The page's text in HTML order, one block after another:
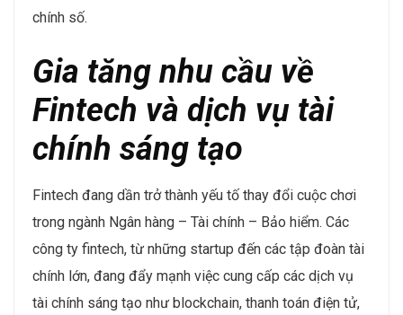
chính số.
Gia tăng nhu cầu về
Fintech và dịch vụ tài
chính sáng tạo
Fintech đang dần trở thành yếu tố thay đổi cuộc chơi
trong ngành Ngân hàng – Tài chính – Bảo hiểm. Các
công ty fintech, từ những startup đến các tập đoàn tài
chính lớn, đang đẩy mạnh việc cung cấp các dịch vụ
tài chính sáng tạo như blockchain, thanh toán điện tử,